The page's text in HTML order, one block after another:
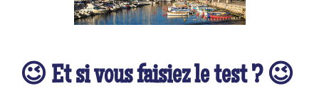
😉 Et si vous faisiez le test ? 😉